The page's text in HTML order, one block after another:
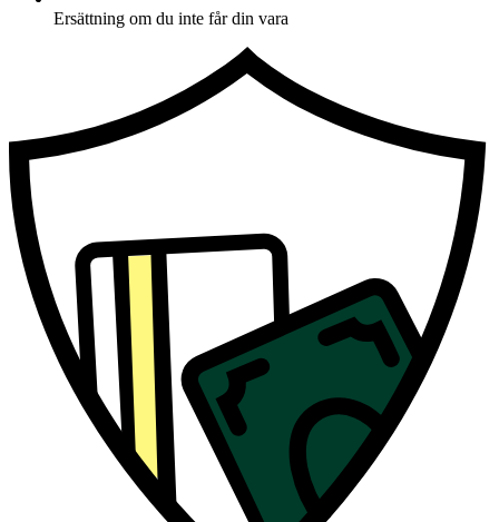
Ersättning om du inte får din vara